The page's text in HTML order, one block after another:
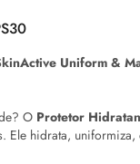
Uniform &
O Protetor
Ele hidrata,